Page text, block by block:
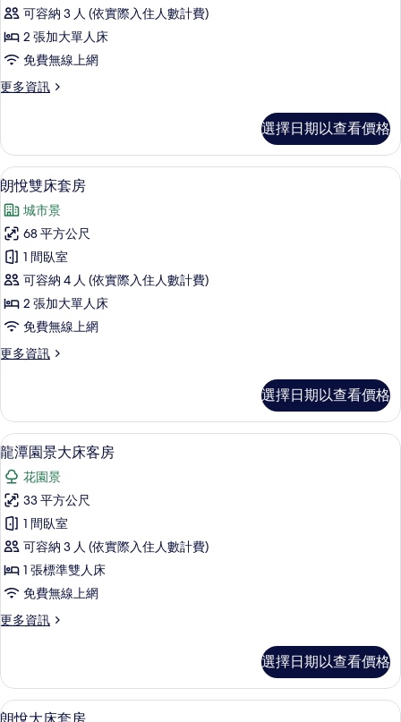
相
片
床
的
詳
情
床
客
房
的
有
相
片
可容納 3 人 (依實際入住人數計費)
2 張加大單人床
免費無線上網
更多資訊
更
雙
床
客
房
的
詳
情
選擇日期以查看價格
顯
示
朗
悅
雙
床
套
房
的
有
相
片
朗悅雙床套房 | 客房內保險箱、書桌
26
朗悅雙床套房
城市景
68 平方公尺
1 間臥室
可容納 4 人 (依實際入住人數計費)
2 張加大單人床
免費無線上網
更多資訊
更
雙
床
套
的
詳
情
選擇日期以查看價格
顯
示
龍
潭
園
景
大
床
客
的
所
客房內保險箱、書桌、筆電工作空間
33
龍潭園景大床客房
花園景
33 平方公尺
1 間臥室
可容納 3 人 (依實際入住人數計費)
1 張標準雙人床
免費無線上網
更多資訊
更
園
景
大
選擇日期以查看價格
顯
客房內保險箱、書桌、筆電工作空間
27
朗悅大床套房